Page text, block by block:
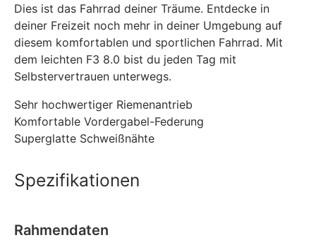
Dies ist das Fahrrad deiner Träume. Entdecke in
deiner Freizeit noch mehr in deiner Umgebung auf
diesem komfortablen und sportlichen Fahrrad. Mit
dem leichten F3 8.0 bist du jeden Tag mit
Selbstervertrauen unterwegs.
Sehr hochwertiger Riemenantrieb
Komfortable Vordergabel-Federung
Superglatte Schweißnähte
Spezifikationen
Rahmendaten